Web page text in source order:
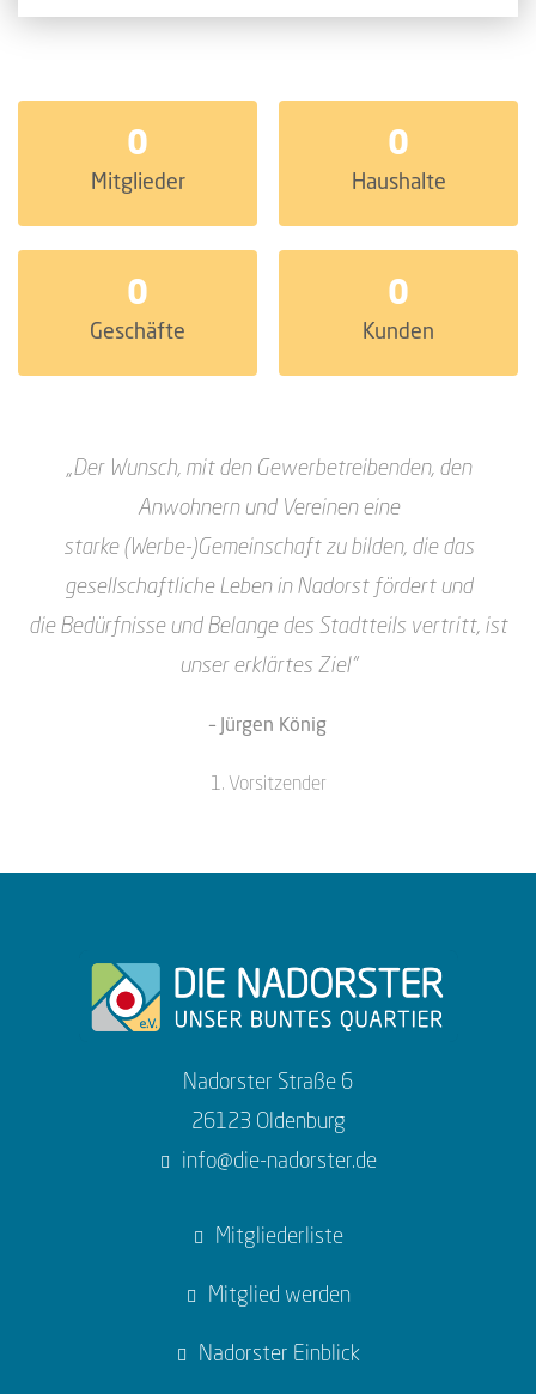
0
Mitglieder
0
Geschäfte
0
Haushalte
0
Kunden
„Der Wunsch, mit den Gewerbetreibenden, den
Anwohnern und Vereinen eine
starke(Werbe-)Gemeinschaft zu bilden, die das
gesellschaftliche Leben in Nadorst fördert und
dieBedürfnisse und Belange des Stadtteils vertritt, ist
unser erklärtes Ziel“
– Jürgen König
1. Vorsitzender
Nadorster Straße 6
26123 Oldenburg
info@die-nadorster.de
Mitgliederliste
Mitglied werden
Nadorster Einblick